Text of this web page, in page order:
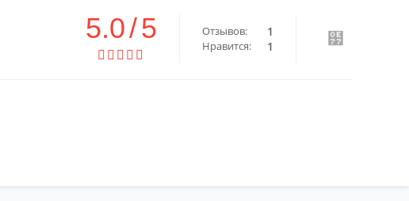
5.0/5 Отзывов: 1
Нравится: 1